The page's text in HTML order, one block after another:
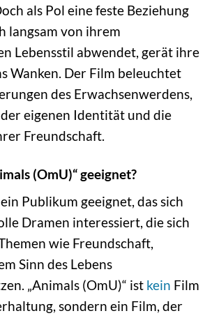
als Pol eine feste Beziehung
langsam von ihrem
Lebensstil abwendet, gerät ihre
Wanken. Der Film beleuchtet
des Erwachsenwerdens,
eigenen Identität und die
Freundschaft.
(OmU)“ geeignet?
Publikum geeignet, das sich
Dramen interessiert, die sich
wie Freundschaft,
Sinn des Lebens
„Animals (OmU)“ ist kein Film
sondern ein Film, der